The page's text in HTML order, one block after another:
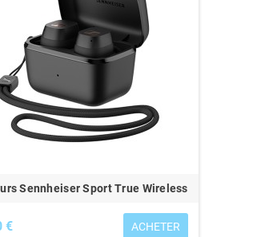
Sennheiser Sport True Wireless
€ ACHETER